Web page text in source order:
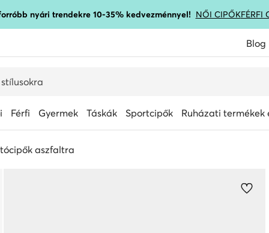
nyári trendekre 10-35% kedvezménnyel! NŐI CIPŐKFÉRFI
Blog
Férfi Gyermek Táskák Sportcipők Ruházati termékek
aszfaltra